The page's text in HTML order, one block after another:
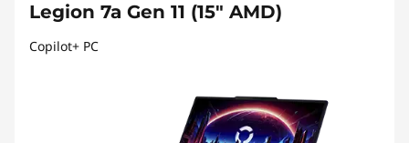
Legion 7a Gen 11 (15" AMD)
Copilot+ PC